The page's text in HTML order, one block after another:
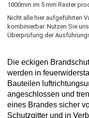
1000mm im 5 mm Raster
Nicht alle hier aufgeführten
kombinierbar. Nutzen Sie
Überprüfung der
Die eckigen
werden in
Bauteilen
angeschlossen und
eines Brandes sicher
Schutzgitter und in